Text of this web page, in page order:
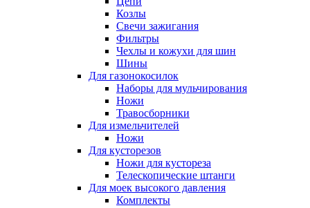
Козлы
Свечи зажигания
Фильтры
Чехлы и кожухи для шин
Шины
Для газонокосилок
Наборы для мульчирования
Ножи
Травосборники
Для измельчителей
Ножи
Для кусторезов
Ножи для кустореза
Телескопические штанги
Для моек высокого давления
Комплекты